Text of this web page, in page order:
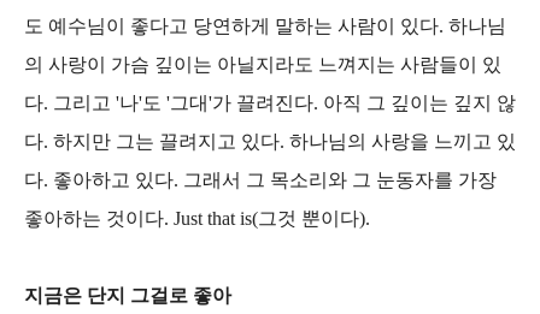
도 예수님이 좋다고 당연하게 말하는 사람이 있다. 하나님
의 사랑이 가슴 깊이는 아닐지라도 느껴지는 사람들이 있
다. 그리고 '나'도 '그대'가 끌려진다. 아직 그 깊이는 깊지 않
다. 하지만 그는 끌려지고 있다. 하나님의 사랑을 느끼고 있
다. 좋아하고 있다. 그래서 그 목소리와 그 눈동자를 가장
좋아하는 것이다. Just that is(그것 뿐이다).
지금은 단지 그걸로 좋아